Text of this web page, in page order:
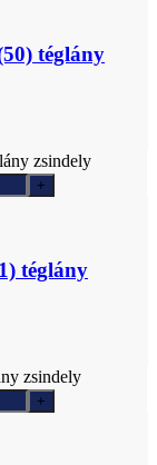
téglány
zsindely
téglány
zsindely